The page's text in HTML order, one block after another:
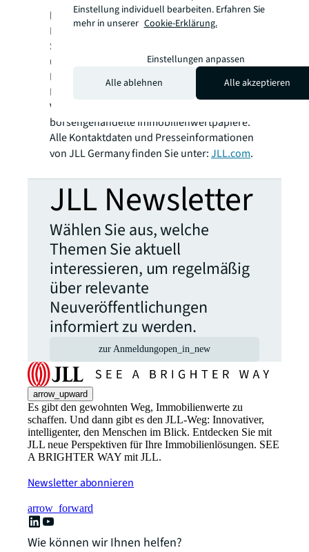
koordinierte, ganzheitliche
Immobiliendienstleistungen für ein breites
Spektrum globaler Kunden aus
unterschiedlichsten Branchen. Über LaSalle
Investment Management investieren wir für
Kunden weltweit sowohl in private
Vermögenswerte als auch in
börsengehandelte Immobilienwertpapiere.
Alle Kontaktdaten und Presseinformationen
von JLL Germany finden Sie unter:JLL.com.
JLL Newsletter
Wählen Sie aus, welche
Themen Sie aktuell
interessieren, um regelmäßig
über relevante
Neuveröffentlichungen
informiert zu werden.
zur Anmeldungopen_in_new
arrow_upward
Es gibt den gewohnten Weg, Immobilienwerte zu
schaffen. Und dann gibt es den JLL-Weg: Innovativer,
intelligenter, den Menschen im Blick. Entdecken Sie mit
JLL neue Perspektiven für Ihre Immobilienlösungen. SEE
A BRIGHTER WAY mit JLL.
Newsletter abonnieren
arrow_forward
Wie können wir Ihnen helfen?
Einstellung individuell bearbeiten. Erfahren Sie
mehr in unserer Cookie-Erklärung.
Einstellungen anpassen
Alle ablehnen
Alle akzeptieren